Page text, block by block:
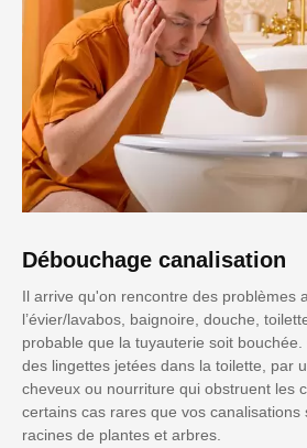
Débouchage canalisation
Il arrive qu'on rencontre des problèmes
l’évier/lavabos, baignoire, douche,
probable que la tuyauterie soit
des lingettes jetées dans la toilette, par
cheveux ou nourriture qui obstruent les
certains cas rares que vos
racines de plantes et arbres.